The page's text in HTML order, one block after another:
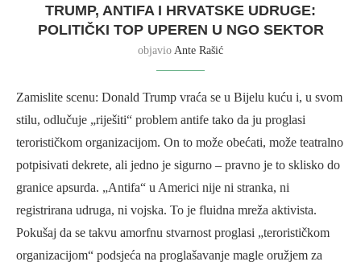
TRUMP, ANTIFA I HRVATSKE UDRUGE:
POLITIČKI TOP UPEREN U NGO SEKTOR
objavio Ante Rašić
Zamislite scenu: Donald Trump vraća se u Bijelu kuću i, u svom
stilu, odlučuje „riješiti“ problem antife tako da ju proglasi
terorističkom organizacijom. On to može obećati, može teatralno
potpisivati dekrete, ali jedno je sigurno – pravno je to sklisko do
granice apsurda. „Antifa“ u Americi nije ni stranka, ni
registrirana udruga, ni vojska. To je fluidna mreža aktivista.
Pokušaj da se takvu amorfnu stvarnost proglasi „terorističkom
organizacijom“ podsjeća na proglašavanje magle oružjem za